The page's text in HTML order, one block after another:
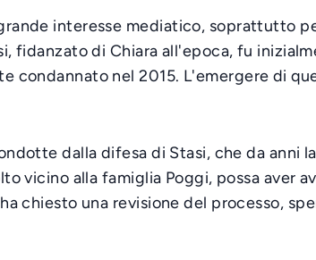
interesse mediatico, soprattutto
fidanzato di Chiara all'epoca, fu
condannato nel 2015. L'emergere di
dalla difesa di Stasi, che da anni
vicino alla famiglia Poggi, possa aver
chiesto una revisione del processo,